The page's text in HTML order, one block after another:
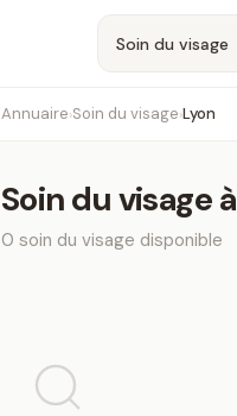
Annuaire›Soin du visage›Lyon
Soin du visageà
0 soin du visage disponible